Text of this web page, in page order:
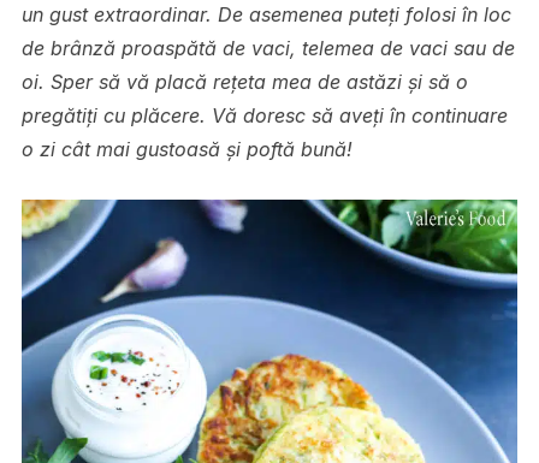
un gust extraordinar. De asemenea puteți folosi în loc
de brânză proaspătă de vaci, telemea de vaci sau de
oi. Sper să vă placă rețeta mea de astăzi și să o
pregătiți cu plăcere. Vă doresc să aveți în continuare
o zi cât mai gustoasă și poftă bună!